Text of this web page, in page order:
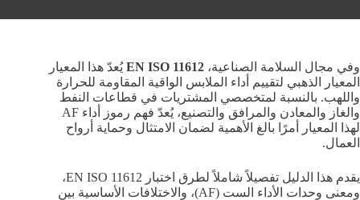
وفي مجال السلامة الصناعية، EN ISO 11612يُعدّ هذا المعيار
المعيار الذهبي لتقييم أداء الملابس الواقية المقاومة للحرارة
واللهب. بالنسبة لمتخصصي المشتريات في قطاعات النفط
والغاز والمعادن والمرافق والتصنيع، يُعدّ فهم رموز أداء AF
لهذا المعيار أمرًا بالغ الأهمية لضمان الامتثال وحماية أرواح
العمال.
يقدم هذا الدليل تفصيلاً شاملاً لطرق اختبار EN ISO 11612،
ومعنى وحدات الأداء الست (AF)، والاختلافات الأساسية بين